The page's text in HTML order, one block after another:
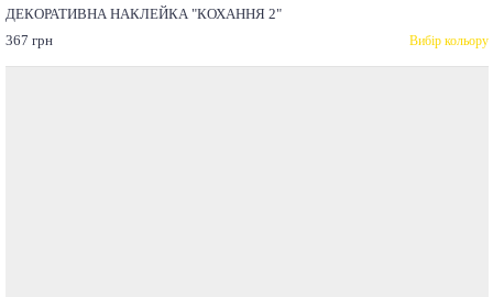
ДЕКОРАТИВНА НАКЛЕЙКА "КОХАННЯ 2"
367 грн
Вибір кольору